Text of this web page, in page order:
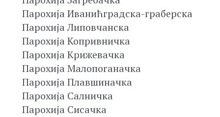
Парохија Иванићградска-граберска
Парохија Липовчанска
Парохија Копривничка
Парохија Крижевачка
Парохија Малопоганачка
Парохија Плавшиначка
Парохија Салничка
Парохија Сисачка